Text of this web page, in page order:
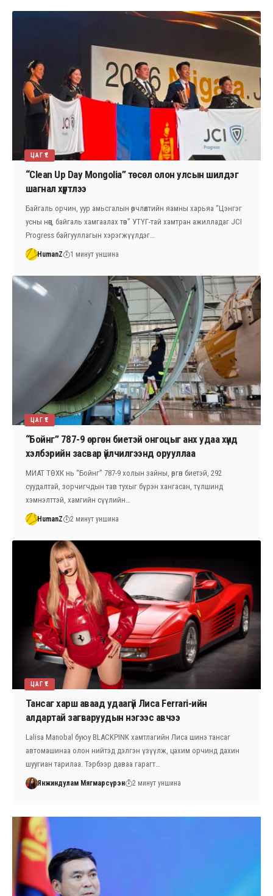
ЦАГ ҮЕ
“Clean Up Day Mongolia” төсөл олон улсын шилдэг
шагнал хүртлээ
Байгаль орчин, уур амьсгалын өөрчлөлтийн яамны харьяа “Цэнгэг
усны нөөц, байгаль хамгаалах төв” УТҮГ-тай хамтран ажилладаг JCI
Progress байгууллагын хэрэгжүүлдэг…
HumanZ 1 минут уншина
ЦАГ ҮЕ
“Бойнг” 787-9 өргөн биетэй онгоцыг анх удаа хүнд
хэлбэрийн засвар үйлчилгээнд орууллаа
МИАТ ТӨХК нь “Бойнг” 787-9 холын зайны, өргөн биетэй, 292
суудалтай, зорчигчдын тав тухыг бүрэн хангасан, түлшинд
хэмнэлттэй, хамгийн сүүлийн…
HumanZ 2 минут уншина
ЦАГ ҮЕ
Тансаг харш аваад удаагүй Лиса Ferrari-ийн
алдартай загваруудын нэгээс авчээ
Lalisa Manobal буюу BLACKPINK хамтлагийн Лиса шинэ тансаг
автомашинаа олон нийтэд дэлгэн үзүүлж, цахим орчинд дахин
шуугиан тарилаа. Тэрбээр даваа гарагт…
Янжиндулам Мягмарсүрэн 2 минут уншина